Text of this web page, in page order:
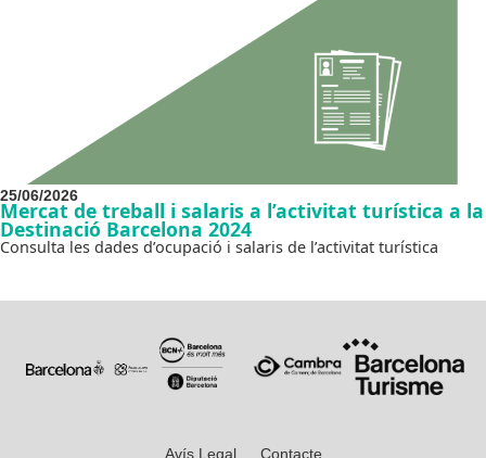
25/06/2026
Mercat de treball i salaris a l’activitat turística a la
Destinació Barcelona 2024
Consulta les dades d’ocupació i salaris de l’activitat turística
Avís Legal Contacte